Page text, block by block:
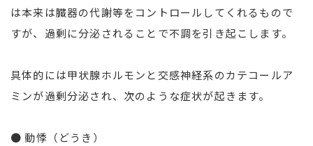
は本来は臓器の代謝等をコントロールしてくれるもので
すが、過剰に分泌されることで不調を引き起こします。
具体的には甲状腺ホルモンと交感神経系のカテコールア
ミンが過剰分泌され、次のような症状が起きます。
● 動悸（どうき）